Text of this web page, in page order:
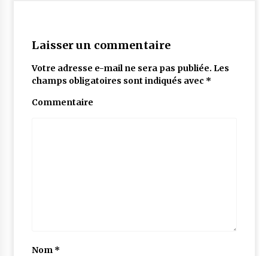
Laisser un commentaire
Votre adresse e-mail ne sera pas publiée. Les
champs obligatoires sont indiqués avec *
Commentaire
Nom *